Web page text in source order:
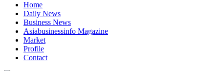
Home
Daily News
Business News
Asiabusinessinfo Magazine
Market
Profile
Contact